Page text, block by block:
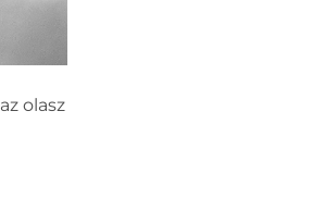
olasz